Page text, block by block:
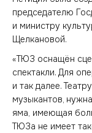
председателю
и министру
Щелкановой.
«ТЮЗ оснащён
спектакли. Для
и так далее.
музыкантов,
яма, имеющая
ТЮЗа не имеет